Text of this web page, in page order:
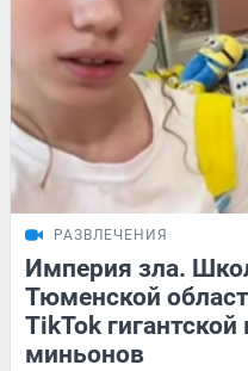
РАЗВЛЕЧЕНИЯ
Империя зла.
Тюменской
TikTok
миньонов